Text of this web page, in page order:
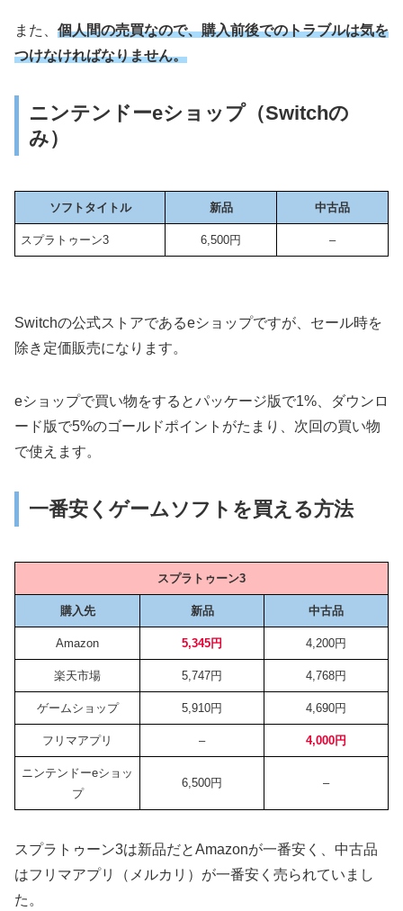
また、 個人間の売買なので、購入前後でのトラブルは気を
つけなければなりません。
ニンテンドーeショップ（Switchの
み）
ソフトタイトル 新品 中古品
スプラトゥーン3 6,500円 –
Switchの公式ストアであるeショップですが、セール時を
除き定価販売になります。
eショップで買い物をするとパッケージ版で1%、ダウンロ
ード版で5%のゴールドポイントがたまり、次回の買い物
で使えます。
一番安くゲームソフトを買える方法
スプラトゥーン3
購入先 新品 中古品
Amazon 5,345円 4,200円
楽天市場 5,747円 4,768円
ゲームショップ 5,910円 4,690円
フリマアプリ – 4,000円
ニンテンドーeショッ
プ
6,500円 –
スプラトゥーン3は新品だとAmazonが一番安く、中古品
はフリマアプリ（メルカリ）が一番安く売られていまし
た。